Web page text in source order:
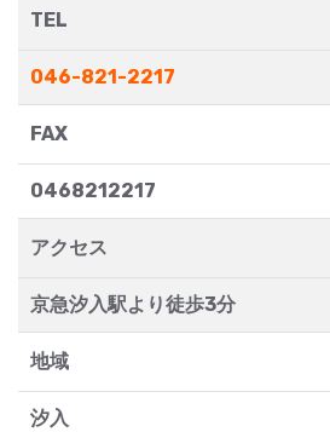
TEL
046-821-2217
FAX
0468212217
アクセス
京急汐入駅より徒歩3分
地域
汐入